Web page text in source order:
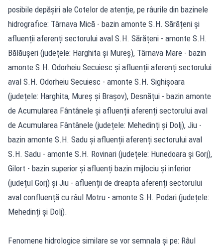
posibile depășiri ale Cotelor de atenție, pe râurile din bazinele
hidrografice: Târnava Mică - bazin amonte S.H. Sărățeni și
afluenții aferenți sectorului aval S.H. Sărățeni - amonte S.H.
Bălăușeri (județele: Harghita și Mureș), Târnava Mare - bazin
amonte S.H. Odorheiu Secuiesc și afluenții aferenți sectorului
aval S.H. Odorheiu Secuiesc - amonte S.H. Sighișoara
(județele: Harghita, Mureș și Brașov), Desnățui - bazin amonte
de Acumularea Fântânele și afluenții aferenți sectorului aval
de Acumularea Fântânele (județele: Mehedinți și Dolj), Jiu -
bazin amonte S.H. Sadu și afluenții aferenți sectorului aval
S.H. Sadu - amonte S.H. Rovinari (județele: Hunedoara și Gorj),
Gilort - bazin superior și afluenți bazin mijlociu și inferior
(județul Gorj) și Jiu - afluenții de dreapta aferenți sectorului
aval confluență cu râul Motru - amonte S.H. Podari (județele:
Mehedinți și Dolj).
Fenomene hidrologice similare se vor semnala și pe: Râul